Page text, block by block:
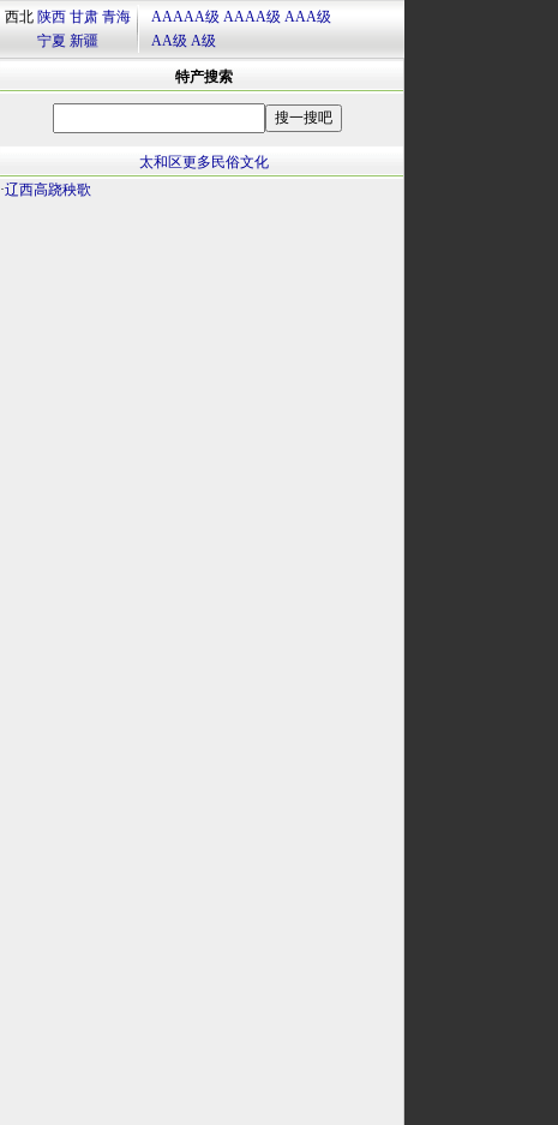
西北 陕西 甘肃 青海
宁夏 新疆
AAAAA级 AAAA级 AAA级
AA级 A级
特产搜索
太和区更多民俗文化
·辽西高跷秧歌